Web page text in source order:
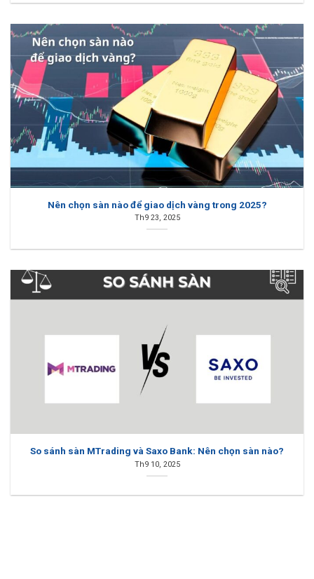
Nên chọn sàn nào để giao dịch vàng trong 2025?
Th9 23, 2025
So sánh sàn MTrading và Saxo Bank: Nên chọn sàn nào?
Th9 10, 2025